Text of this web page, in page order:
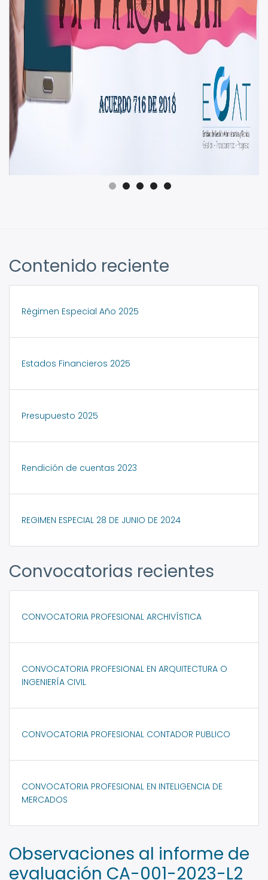
Contenido reciente
Régimen Especial Año 2025
Estados Financieros 2025
Presupuesto 2025
Rendición de cuentas 2023
REGIMEN ESPECIAL 28 DE JUNIO DE 2024
Convocatorias recientes
CONVOCATORIA PROFESIONAL ARCHIVÍSTICA
CONVOCATORIA PROFESIONAL EN ARQUITECTURA O
INGENIERÍA CIVIL
CONVOCATORIA PROFESIONAL CONTADOR PUBLICO
CONVOCATORIA PROFESIONAL EN INTELIGENCIA DE
MERCADOS
Observaciones al informe de
evaluación CA-001-2023-L2